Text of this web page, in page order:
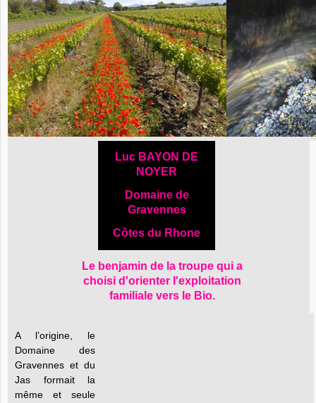
Luc BAYON DE
NOYER
Domaine de
Gravennes
Côtes du Rhone
Le benjamin de la troupe qui a
choisi d'orienter l'exploitation
familiale vers le Bio.
A l’origine, le
Domaine des
Gravennes et du
Jas formait la
même et seule